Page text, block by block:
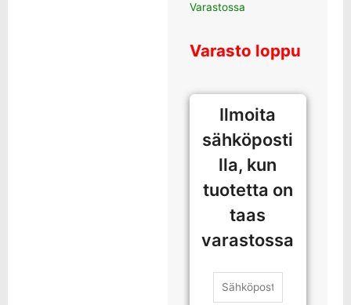
Varastossa
Varasto loppu
Ilmoita
sähköposti
lla, kun
tuotetta on
taas
varastossa